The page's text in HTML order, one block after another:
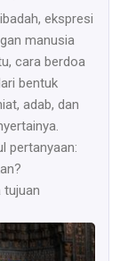
ekspresi
manusia
cara berdoa
bentuk
adab, dan
pertanyaan:
tujuan